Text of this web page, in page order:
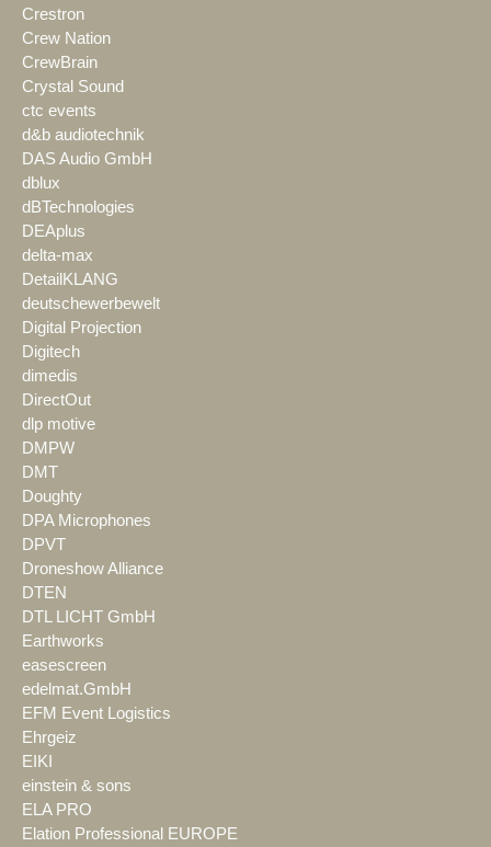
Crestron
Crew Nation
CrewBrain
Crystal Sound
ctc events
d&b audiotechnik
DAS Audio GmbH
dblux
dBTechnologies
DEAplus
delta-max
DetailKLANG
deutschewerbewelt
Digital Projection
Digitech
dimedis
DirectOut
dlp motive
DMPW
DMT
Doughty
DPA Microphones
DPVT
Droneshow Alliance
DTEN
DTL LICHT GmbH
Earthworks
easescreen
edelmat.GmbH
EFM Event Logistics
Ehrgeiz
EIKI
einstein & sons
ELA PRO
Elation Professional EUROPE